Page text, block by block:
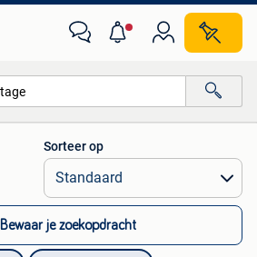
Alle afstanden…
Sorteer op
Bewaar je zoekopdracht